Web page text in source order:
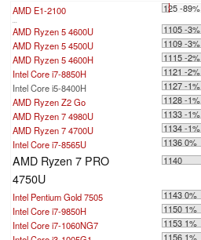
AMD E1-2100 125 -89%
...
AMD Ryzen 5 4600U
1105 -3%
AMD Ryzen 5 4500U
1109 -3%
AMD Ryzen 5 4600H
1115 -2%
Intel Core i7-8850H
1121 -2%
Intel Core i5-8400H
1127 -1%
AMD Ryzen Z2 Go
1128 -1%
AMD Ryzen 7 4980U
1133 -1%
AMD Ryzen 7 4700U
1134 -1%
Intel Core i7-8565U
1136 0%
AMD Ryzen 7 PRO
4750U
1140
Intel Pentium Gold 7505
1143 0%
Intel Core i7-9850H
1150 1%
Intel Core i7-1060NG7
1153 1%
1156 1%